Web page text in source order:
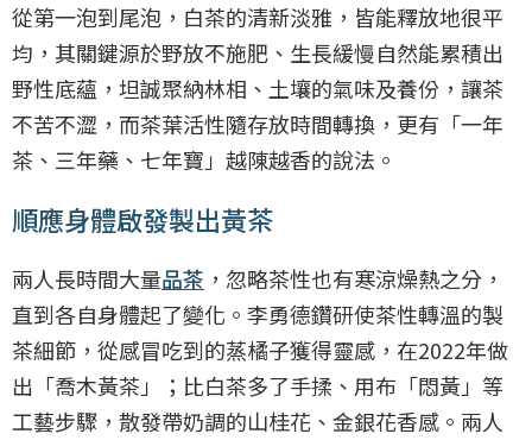
從第一泡到尾泡，白茶的清新淡雅，皆能釋放地很平
均，其關鍵源於野放不施肥、生長緩慢自然能累積出
野性底蘊，坦誠聚納林相、土壤的氣味及養份，讓茶
不苦不澀，而茶葉活性隨存放時間轉換，更有「一年
茶、三年藥、七年寶」越陳越香的說法。
順應身體啟發製出黃茶
兩人長時間大量品茶 ，忽略茶性也有寒涼燥熱之分，
直到各自身體起了變化。李勇德鑽研使茶性轉溫的製
茶細節，從感冒吃到的蒸橘子獲得靈感，在2022年做
出「喬木黃茶」；比白茶多了手揉、用布「悶黃」等
工藝步驟，散發帶奶調的山桂花、金銀花香感。兩人